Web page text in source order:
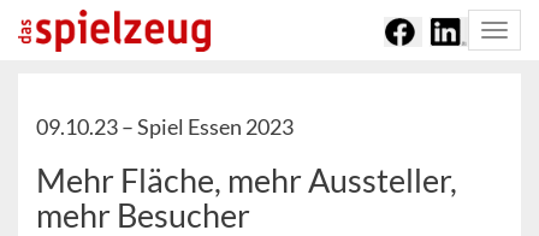
09.10.23 –Spiel Essen 2023
Mehr Fläche, mehr Aussteller,
mehr Besucher